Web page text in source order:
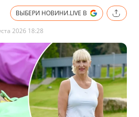
ВЫБЕРИ НОВИНИ.LIVE В
2026 18:28